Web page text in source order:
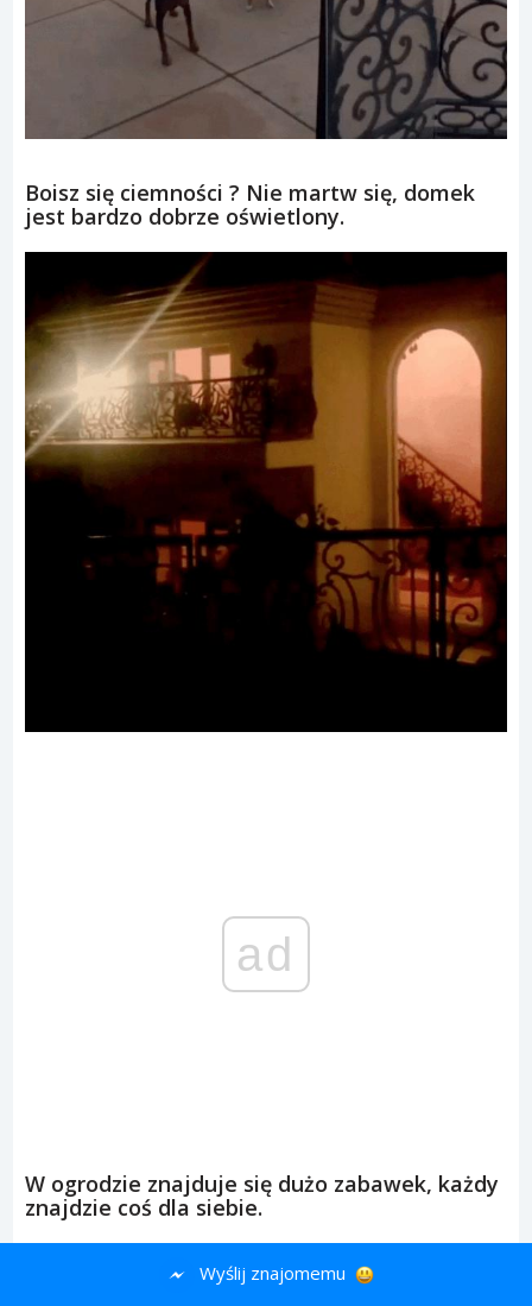
Boisz się ciemności ? Nie martw się, domek
jest bardzo dobrze oświetlony.
ad
W ogrodzie znajduje się dużo zabawek, każdy
znajdzie coś dla siebie.
Wyślij znajomemu